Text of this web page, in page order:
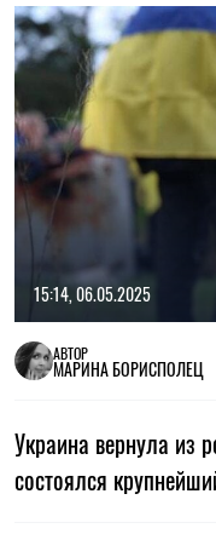
15:14, 06.05.2025
АВТОР
МАРИНА БОРИСПОЛЕЦ
Украина вернула из
состоялся